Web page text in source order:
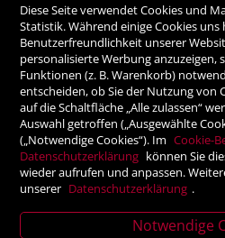
Vorauskasse
SICHER ONLINE
Diese Seite verwendet Cookies und
Statistik. Während einige Cookies uns
Benutzerfreundlichkeit unserer
personalisierte Werbung
Funktionen (z. B. Warenkorb)
entscheiden, ob Sie der Nutzung von
auf die Schaltfläche „Alle zulassen“
Auswahl getroffen („Ausgewählte
(„Notwendige Cookies“). Im Cookie-
Datenschutzerklärung können Sie
wieder aufrufen und anpassen.
unserer Datenschutzerklärung .
Notwendige